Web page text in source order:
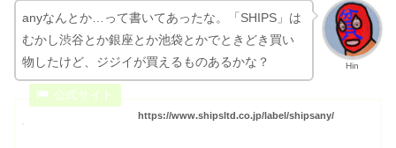
Hin
anyなんとか…って書いてあったな。「SHIPS」は
むかし渋谷とか銀座とか池袋とかでときどき買い
物したけど、ジジイが買えるものあるかな？
https://www.shipsltd.co.jp/label/shipsany/